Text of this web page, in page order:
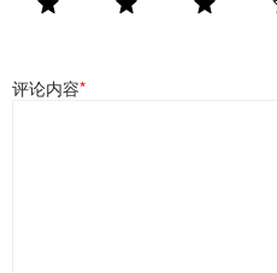
评论内容*